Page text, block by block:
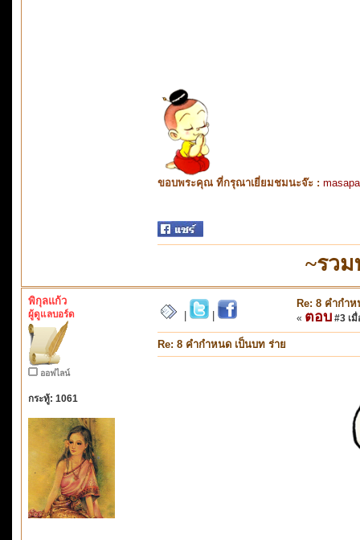
ขอบพระคุณ ที่กรุณาเยี่ยมชมนะจ๊ะ :
~รว
พิกุลแก้ว
ผู้ดูแลบอร์ด
ออฟไลน์
กระทู้: 1061
Re: 8 คำกำ
« ตอบ #3 เมื่
Re: 8 คำกำหนด เป็นบท ร่าย